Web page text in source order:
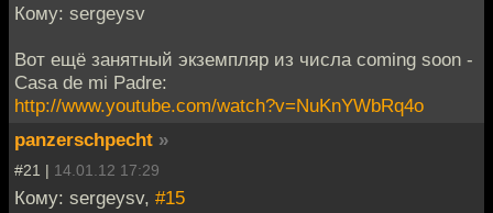
Кому: sergeysv
Вот ещё занятный экземпляр из числа coming soon -
Casa de mi Padre:
http://www.youtube.com/watch?v=NuKnYWbRq4o
panzerschpecht »
#21 | 14.01.12 17:29
Кому: sergeysv, #15